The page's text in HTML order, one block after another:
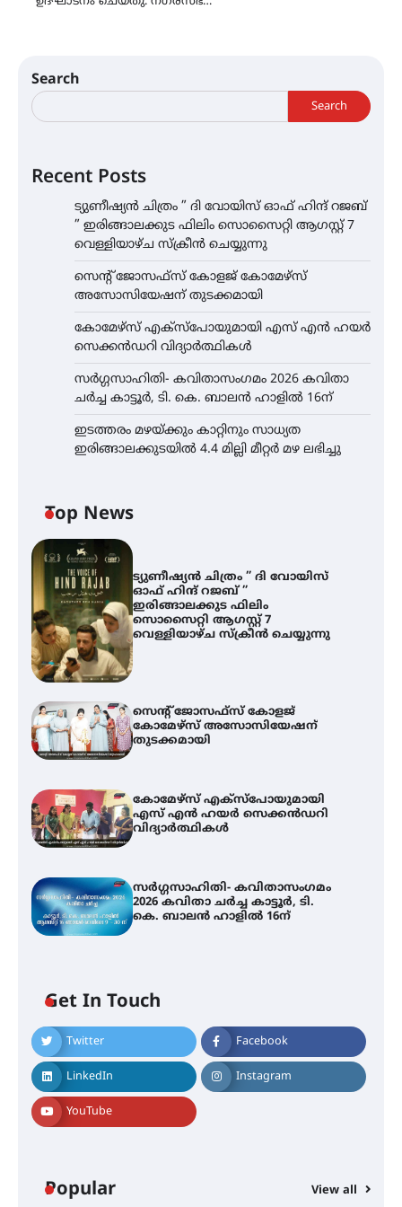
Search
Search
Recent Posts
ട്യുണീഷ്യൻ ചിത്രം ” ദി വോയിസ് ഓഫ് ഹിന്ദ് റജബ്
” ഇരിങ്ങാലക്കുട ഫിലിം സൊസൈറ്റി ആഗസ്റ്റ് 7
വെള്ളിയാഴ്ച സ്‌ക്രീൻ ചെയ്യുന്നു
സെന്റ് ജോസഫ്സ് കോളജ് കോമേഴ്‌സ്
അസോസിയേഷന് തുടക്കമായി
കോമേഴ്സ് എക്സ്പോയുമായി എസ് എൻ ഹയർ
സെക്കൻഡറി വിദ്യാർത്ഥികൾ
സർഗ്ഗസാഹിതി- കവിതാസംഗമം 2026 കവിതാ
ചർച്ച കാട്ടൂർ, ടി. കെ. ബാലൻ ഹാളിൽ 16ന്
ഇടത്തരം മഴയ്ക്കും കാറ്റിനും സാധ്യത
ഇരിങ്ങാലക്കുടയിൽ 4.4 മില്ലി മീറ്റർ മഴ ലഭിച്ചു
Top News
ട്യുണീഷ്യൻ ചിത്രം ” ദി വോയിസ്
ഓഫ് ഹിന്ദ് റജബ് ”
ഇരിങ്ങാലക്കുട ഫിലിം
സൊസൈറ്റി ആഗസ്റ്റ് 7
വെള്ളിയാഴ്ച സ്‌ക്രീൻ ചെയ്യുന്നു
സെന്റ് ജോസഫ്സ് കോളജ്
കോമേഴ്‌സ് അസോസിയേഷന്
തുടക്കമായി
കോമേഴ്സ് എക്സ്പോയുമായി
എസ് എൻ ഹയർ സെക്കൻഡറി
വിദ്യാർത്ഥികൾ
സർഗ്ഗസാഹിതി- കവിതാസംഗമം
2026 കവിതാ ചർച്ച കാട്ടൂർ, ടി.
കെ. ബാലൻ ഹാളിൽ 16ന്
Get In Touch
Twitter Facebook
LinkedIn Instagram
YouTube
Popular View all